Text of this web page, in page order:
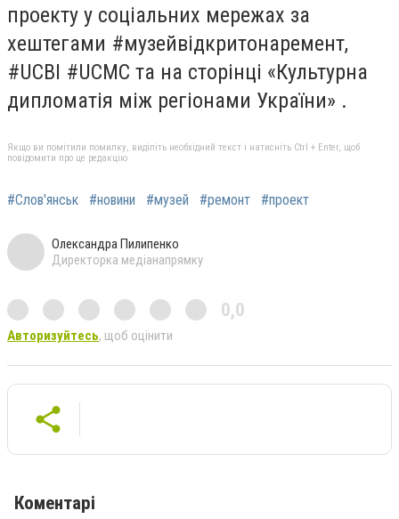
проекту у соціальних мережах за
хештегами #музейвідкритонаремент,
#UСBI #UCMC та на сторінці «Культурна
дипломатія між регіонами України» .
Якщо ви помітили помилку, виділіть необхідний текст і натисніть Ctrl + Enter, щоб
повідомити про це редакцію
#Слов'янськ #новини #музей #ремонт #проект
Олександра Пилипенко
Директорка медіанапрямку
0,0
Авторизуйтесь, щоб оцінити
Коментарі